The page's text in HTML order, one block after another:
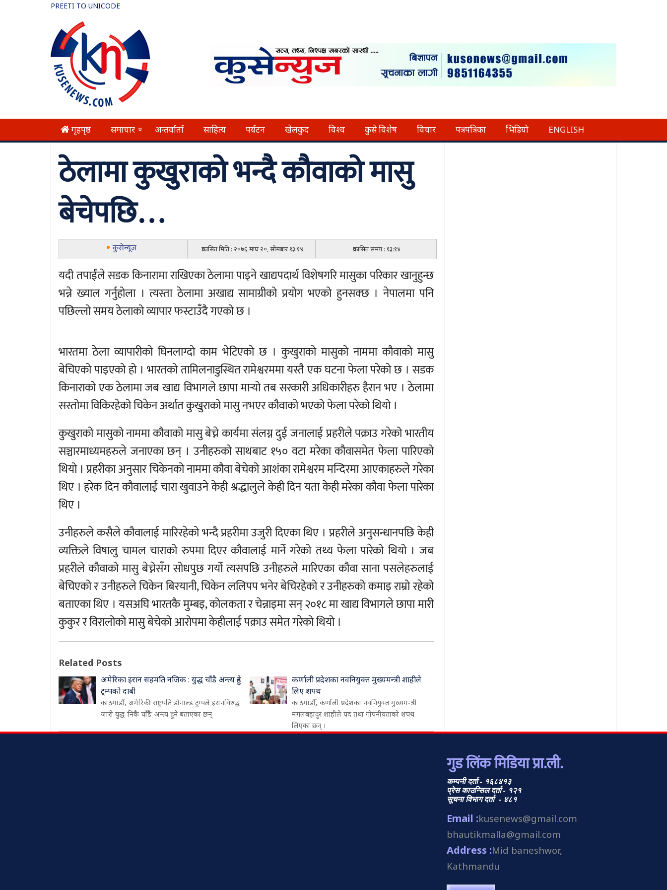
PREETI TO UNICODE
गृहपृष्ठ समाचार » अन्तर्वार्ता साहित्य पर्यटन खेलकुद विश्व कुसे विशेष विचार पत्रपत्रिका भिडियो ENGLISH
ठेलामा कुखुराको भन्दै कौवाको मासु
बेचेपछि…
कुसेन्यूज प्रकासित मिति : २०७६ माघ २०, सोमबार १३:१४ प्रकासित समय : १३:१४
यदी तपाईंले सडक किनारामा राखिएका ठेलामा पाइने खाद्यपदार्थ विशेषगरि मासुका परिकार खानुहुन्छ
भन्ने ख्याल गर्नुहोला । त्यस्ता ठेलामा अखाद्य सामाग्रीको प्रयोग भएको हुनसक्छ । नेपालमा पनि
पछिल्लो समय ठेलाको व्यापार फस्टाउँदै गएको छ ।
भारतमा ठेला व्यापारीको घिनलाग्दो काम भेटिएको छ । कुखुराको मासुको नाममा कौवाको मासु
बेचिएको पाइएको हो । भारतको तामिलनाडुस्थित रामेश्वरममा यस्तै एक घटना फेला परेको छ । सडक
किनाराको एक ठेलामा जब खाद्य विभागले छापा मार्‍यो तब सरकारी अधिकारीहरु हैरान भए । ठेलामा
सस्तोमा विकिरहेको चिकेन अर्थात कुखुराको मासु नभएर कौवाको भएको फेला परेको थियो ।
कुखुराको मासुको नाममा कौवाको मासु बेच्ने कार्यमा संलग्न दुई जनालाई प्रहरीले पक्राउ गरेको भारतीय
सञ्चारमाध्यमहरुले जनाएका छन् । उनीहरुको साथबाट १५० वटा मरेका कौवासमेत फेला पारिएको
थियो । प्रहरीका अनुसार चिकेनको नाममा कौवा बेचेको आशंका रामेश्वरम मन्दिरमा आएकाहरुले गरेका
थिए । हरेक दिन कौवालाई चारा खुवाउने केही श्रद्धालुले केही दिन यता केही मरेका कौवा फेला पारेका
थिए ।
उनीहरुले कसैले कौवालाई मारिरहेको भन्दै प्रहरीमा उजुरी दिएका थिए । प्रहरीले अनुसन्धानपछि केही
व्यक्तिले विषालु चामल चाराको रुपमा दिएर कौवालाई मार्ने गरेको तथ्य फेला पारेको थियो । जब
प्रहरीले कौवाको मासु बेच्नेसँग सोधपुछ गर्यो‍ त्यसपछि उनीहरुले मारिएका कौवा साना पसलेहरुलाई
बेचिएको र उनीहरुले चिकेन बिरयानी, चिकेन ललिपप भनेर बेचिरहेको र उनीहरुको कमाइ राम्रो रहेको
बताएका थिए । यसअघि भारतकै मुम्बइ, कोलकता र चेन्नाइमा सन् २०१८ मा खाद्य विभागले छापा मारी
कुकुर र विरालोको मासु बेचेको आरोपमा केहीलाई पक्राउ समेत गरेको थियो ।
Related Posts
अमेरिका इरान सहमति नजिक : युद्ध चाँडै अन्त्य हुने
ट्रम्पको दाबी
काठमाडौं, अमेरिकी राष्ट्रपति डोनाल्ड ट्रम्पले इरानविरुद्ध
जारी युद्ध ‘निकै चाँडै’ अन्त्य हुने बताएका छन्
कर्णाली प्रदेशका नवनियुक्त मुख्यमन्त्री शाहीले
लिए शपथ
काठमाडौँ, कर्णाली प्रदेशका नवनियुक्त मुख्यमन्त्री
मंगलबहादुर शाहीले पद तथा गोपनीयताको शपथ
लिएका छन् ।
गुड लिंक मिडिया प्रा.ली.
कम्पनी दर्ता - १६८४१३
प्रेस काउन्सिल दर्ता - १२१
सूचना विभाग दर्ता - ४८१
Email :kusenews@gmail.com
bhautikmalla@gmail.com
Address :Mid baneshwor,
Kathmandu